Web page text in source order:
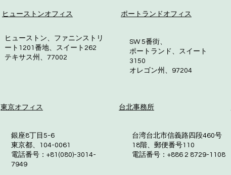
ヒューストンオフィス ポートランドオフィス
ヒューストン、ファニンストリ
ート1201番地、スイート262
テキサス州、77002
SW 5番街、
ポートランド、スイート
3150
オレゴン州、97204
東京オフィス 台北事務所
銀座8丁目5-6
東京都、104-0061
電話番号：+81(080)-3014-
7949
台湾台北市信義路四段460号
18階、郵便番号110
電話番号：+886 2 8729-1108